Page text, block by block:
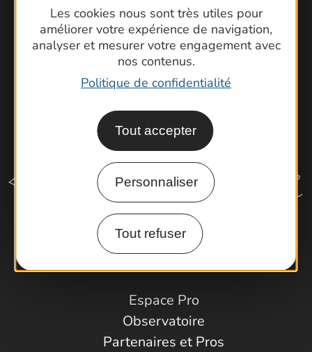
Les cookies nous sont très utiles pour
améliorer votre expérience de navigation,
analyser et mesurer votre engagement avec
nos contenus.
Politique de confidentialité
Tout accepter
Personnaliser
Tout refuser
Latitude Gard
Comment venir ?
Espace Pro
Observatoire
Partenaires et Pros